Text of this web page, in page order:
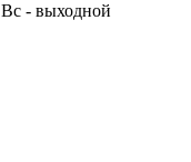
Вс - выходной